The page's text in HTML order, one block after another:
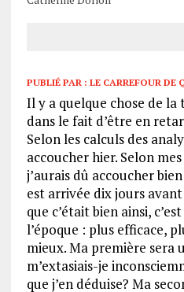
PUBLIÉ PAR : LE CARREFOUR DE
Il y a quelque chose de
dans le fait d’être en
Selon les calculs des
accoucher hier. Selon
j’aurais dû accoucher
est arrivée dix jours
que c’était bien ainsi,
l’époque : plus efficace,
mieux. Ma première sera
m’extasiais-je
que j’en déduise? Ma